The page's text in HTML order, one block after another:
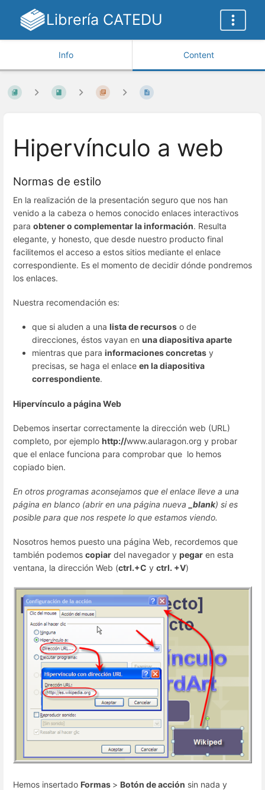
Librería CATEDU
Info Content
Hipervínculo a web
Normas de estilo
En la realización de la presentación seguro que nos han
venido a la cabeza o hemos conocido enlaces interactivos
para obtener o complementar la información. Resulta
elegante, y honesto, que desde nuestro producto final
facilitemos el acceso a estos sitios mediante el enlace
correspondiente. Es el momento de decidir dónde pondremos
los enlaces.
Nuestra recomendación es:
que si aluden a una lista de recursos o de
direcciones, éstos vayan en una diapositiva aparte
mientras que para informaciones concretas y
precisas, se haga el enlace en la diapositiva
correspondiente.
Hipervínculo a página Web
Debemos insertar correctamente la dirección web (URL)
completo, por ejemplo http://www.aularagon.org y probar
que el enlace funciona para comprobar que lo hemos
copiado bien.
En otros programas aconsejamos que el enlace lleve a una
página en blanco (abrir en una página nueva
_blank) si es
posible para que nos respete lo que estamos viendo.
Nosotros hemos puesto una página Web, recordemos que
también podemos copiar del navegador y pegar en esta
ventana, la dirección Web (ctrl.+C y ctrl. +V)
Hemos insertado Formas > Botón de acción sin nada y